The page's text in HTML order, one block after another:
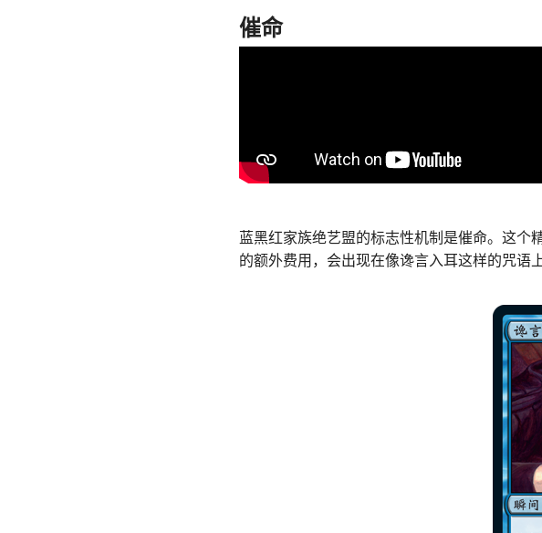
催命
蓝黑红家族绝艺盟的标志性机制是催命。这个
的额外费用，会出现在像谗言入耳这样的咒语上